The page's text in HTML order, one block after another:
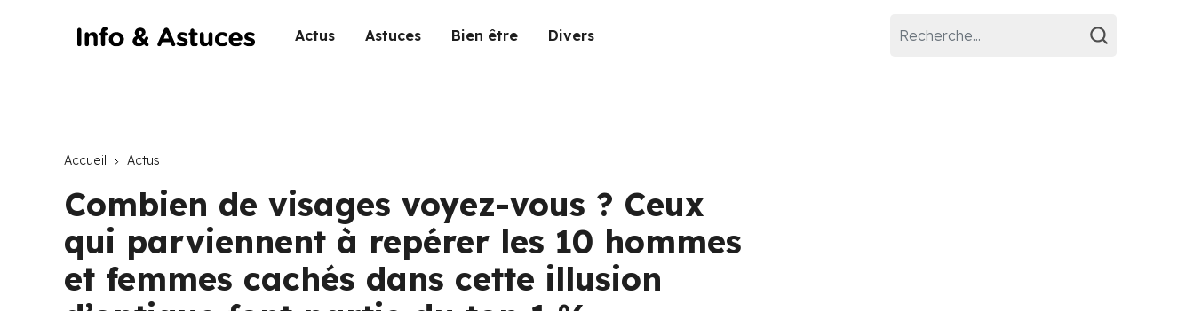
Actus Astuces Bien être Divers
Accueil Actus
Combien de visages voyez-vous ? Ceux
qui parviennent à repérer les 10 hommes
et femmes cachés dans cette illusion